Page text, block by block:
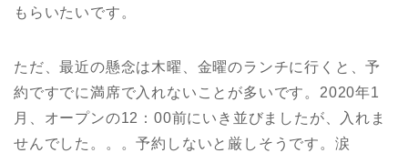
もらいたいです。
ただ、最近の懸念は木曜、金曜のランチに行くと、予
約ですでに満席で入れないことが多いです。2020年1
月、オープンの12：00前にいき並びましたが、入れま
せんでした。。。予約しないと厳しそうです。涙